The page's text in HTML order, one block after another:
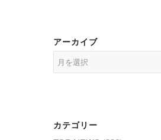
アーカイブ
カテゴリー